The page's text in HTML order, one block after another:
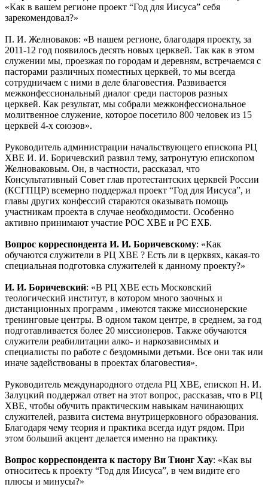
«Как в вашем регионе проект “Год для Иисуса” себя
зарекомендовал?»
П. И. Желноваков: «В нашем регионе, благодаря проекту, за
2011-12 год появилось десять новых церквей. Так как в этом
служении мы, проезжая по городам и деревням, встречаемся с
пасторами различных поместных церквей, то мы всегда
сотрудничаем с ними в деле благовестия. Развивается
межконфессиональный диалог среди пасторов разных
церквей. Как результат, мы собрали межконфессиональное
молитвенное служение, которое посетило 800 человек из 15
церквей 4-х союзов».
Руководитель администрации начальствующего епископа РЦ
ХВЕ И. И. Боричевский развил тему, затронутую епископом
Желноваковым. Он, в частности, рассказал, что
Консультативный Совет глав протестантских церквей России
(КСГПЦР) всемерно поддержал проект “Год для Иисуса”, и
главы других конфессий стараются оказывать помощь
участникам проекта в случае необходимости. Особенно
активно принимают участие РОС ХВЕ и РС ЕХБ.
Вопрос корреспондента И. И. Боричевскому: «Как
обучаются служители в РЦ ХВЕ ? Есть ли в церквях, какая-то
специальная подготовка служителей к данному проекту?»
И. И. Боричевский: «В РЦ ХВЕ есть Московский
теологический институт, в котором много заочных и
дистанционных программ , имеются также миссионерские
тренинговые центры. В одном таком центре, в среднем, за год
подготавливается более 20 миссионеров. Также обучаются
служители реабилитации алко- и наркозависимых и
специалисты по работе с бездомными детьми. Все они так или
иначе задействованы в проектах благовестия».
Руководитель международного отдела РЦ ХВЕ, епископ Н. И.
Залуцкий поддержал ответ на этот вопрос, рассказав, что в РЦ
ХВЕ, чтобы обучить практическим навыкам начинающих
служителей, развита система внутрицерковного образования.
Благодаря чему теория и практика всегда идут рядом. При
этом больший акцент делается именно на практику.
Вопрос корреспондента к пастору Ви Тионг Хау: «Как вы
относитесь к проекту “Год для Иисуса”, в чем видите его
плюсы и минусы?»